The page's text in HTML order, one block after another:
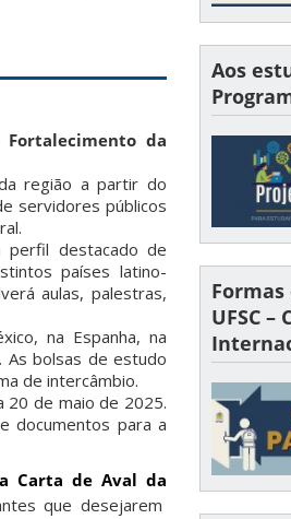
da
região a partir do
servidores públicos
perfil destacado de
países latino-
aulas, palestras,
na Espanha, na
bolsas de estudo
de intercâmbio.
20 de maio de 2025.
documentos para a
Carta de Aval da
que desejarem
Aos
Formas
UFSC –